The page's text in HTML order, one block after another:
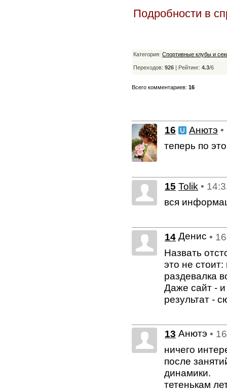
Подробности в
Категория: Спортивные клубы и
Переходов: 926 | Рейтинг: 4.3/6
Всего комментариев: 16
16 Анютэ
теперь по
15 Tolik •
вся
14 Денис •
Назвать
это не
раздевалка
Даже сайт -
результат -
13 Анютэ •
ничего
после
динамики.
тетенькам